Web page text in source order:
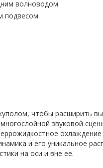
волноводом
подвесом
чтобы расширить
звуковой
и его уникальное
на оси и вне ее.